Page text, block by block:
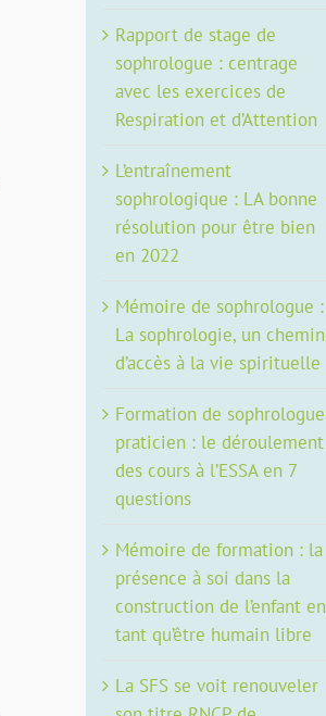
Rapport de stage de
sophrologue : centrage
avec les exercices de
Respiration et d’Attention
L’entraînement
sophrologique : LA bonne
résolution pour être bien
en 2022
Mémoire de sophrologue :
La sophrologie, un chemin
d’accès à la vie spirituelle
Formation de sophrologue
praticien : le déroulement
des cours à l’ESSA en 7
questions
Mémoire de formation : la
présence à soi dans la
construction de l’enfant en
tant qu’être humain libre
La SFS se voit renouveler